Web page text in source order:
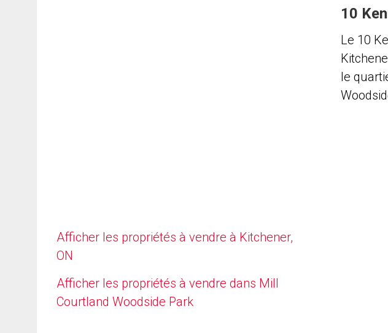
Afficher les propriétés à vendre à Kitchener,
ON
Afficher les propriétés à vendre dans Mill
Courtland Woodside Park
10
Le 10
le